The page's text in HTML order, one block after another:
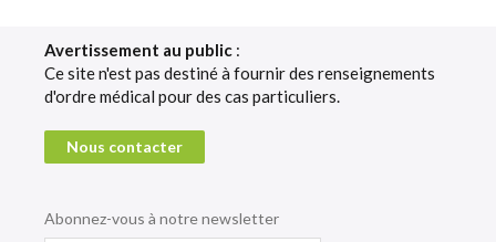
Avertissement au public :
Ce site n'est pas destiné à fournir des renseignements
d'ordre médical pour des cas particuliers.
Nous contacter
Abonnez-vous à notre newsletter